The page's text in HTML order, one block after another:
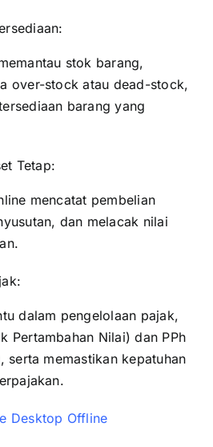
stok barang,
over-stock atau dead-stock,
barang yang
Tetap:
mencatat pembelian
dan melacak nilai
dalam pengelolaan pajak,
Pertambahan Nilai) dan PPh
serta memastikan kepatuhan
Desktop Offline